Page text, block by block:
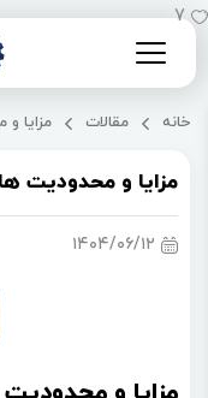
خانه مقالات مزایا
مزایا و محدودیت
۱۴۰۴/۰۶/۱۲
7